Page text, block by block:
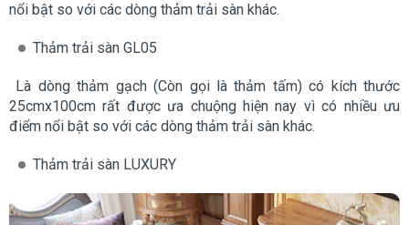
nổi bật so với các dòng thảm trải sàn khác.
Thảm trải sàn GL05
Là dòng thảm gạch (Còn gọi là thảm tấm) có kích thước
25cmx100cm rất được ưa chuộng hiện nay vì có nhiều ưu
điểm nổi bật so với các dòng thảm trải sàn khác.
Thảm trải sàn LUXURY